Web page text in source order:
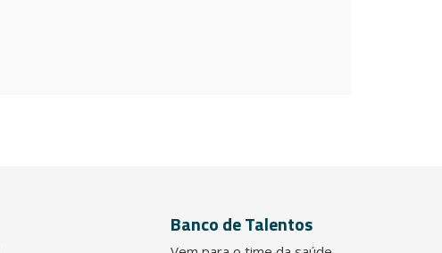
Banco de Talentos